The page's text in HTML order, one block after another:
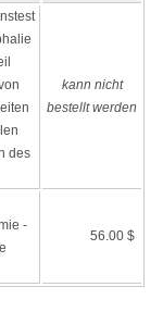
des
kann nicht
bestellt werden
-
56.00 $